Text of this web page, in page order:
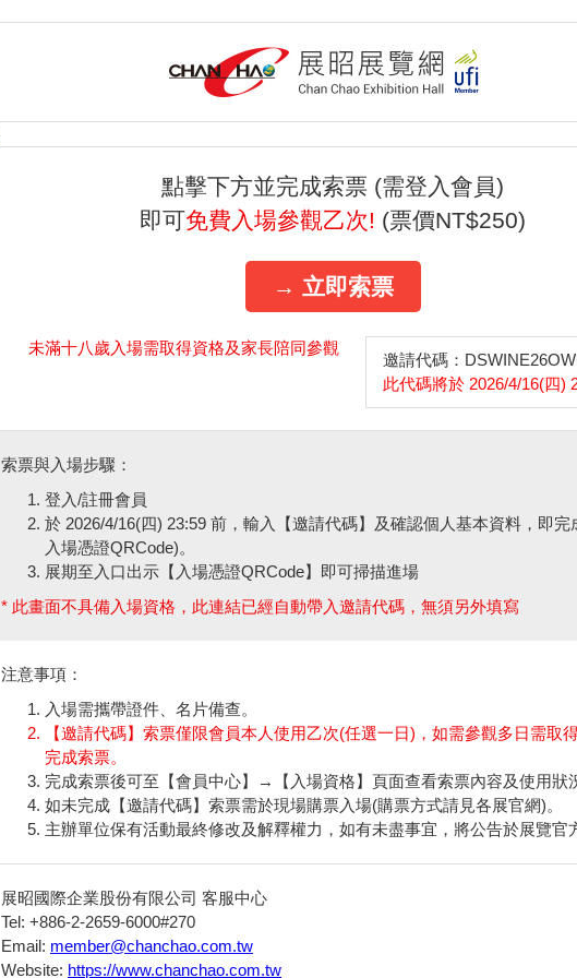
點擊下方並完成索票 (需登入會員)
即可免費入場參觀乙次! (票價NT$250)
→ 立即索票
未滿十八歲入場需取得資格及家長陪同參觀
邀請代碼：
此代碼將於 2026/4/16(四)
索票與入場步驟：
登入/註冊會員
於 2026/4/16(四) 23:59 前，輸入【邀請代碼】及確認個人基本資料，即完
入場憑證QRCode)。
展期至入口出示【入場憑證QRCode】即可掃描進場
* 此畫面不具備入場資格，此連結已經自動帶入邀請代碼，無須另外填寫
注意事項：
入場需攜帶證件、名片備查。
【邀請代碼】索票僅限會員本人使用乙次(任選一日)，如需參觀多日需取
完成索票。
完成索票後可至【會員中心】→【入場資格】頁面查看索票內容及使用狀
如未完成【邀請代碼】索票需於現場購票入場(購票方式請見各展官網)。
主辦單位保有活動最終修改及解釋權力，如有未盡事宜，將公告於展覽官
展昭國際企業股份有限公司 客服中心
Tel: +886-2-2659-6000#270
Email: member@chanchao.com.tw
Website: https://www.chanchao.com.tw